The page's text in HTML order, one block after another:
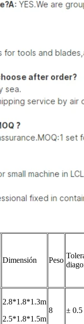
Dimensión Peso
2.8*1.8*1.3m
2.5*1.8*1.5m
8 ± 0.5